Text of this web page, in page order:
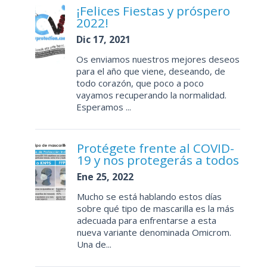
¡Felices Fiestas y próspero
2022!
Dic 17, 2021
Os enviamos nuestros mejores deseos
para el año que viene, deseando, de
todo corazón, que poco a poco
vayamos recuperando la normalidad.
Esperamos ...
Protégete frente al COVID-
19 y nos protegerás a todos
Ene 25, 2022
Mucho se está hablando estos días
sobre qué tipo de mascarilla es la más
adecuada para enfrentarse a esta
nueva variante denominada Omicrom.
Una de...